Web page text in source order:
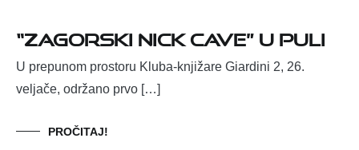
“Zagorski Nick Cave” u Puli
U prepunom prostoru Kluba-knjižare Giardini 2, 26.
veljače, održano prvo […]
PROČITAJ!